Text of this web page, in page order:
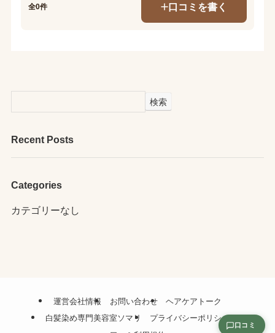
全0件 口コミを書く
検索
Recent Posts
Categories
カテゴリーなし
運営会社情報 お問い合わせ
ヘアケアトーク
白髪染め専門美容室ソマリ
プライバシーポリシー
口コミ